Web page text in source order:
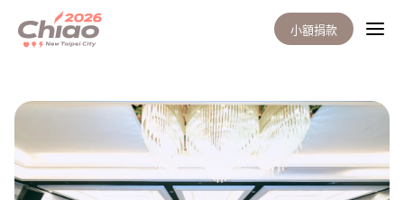
小額捐款